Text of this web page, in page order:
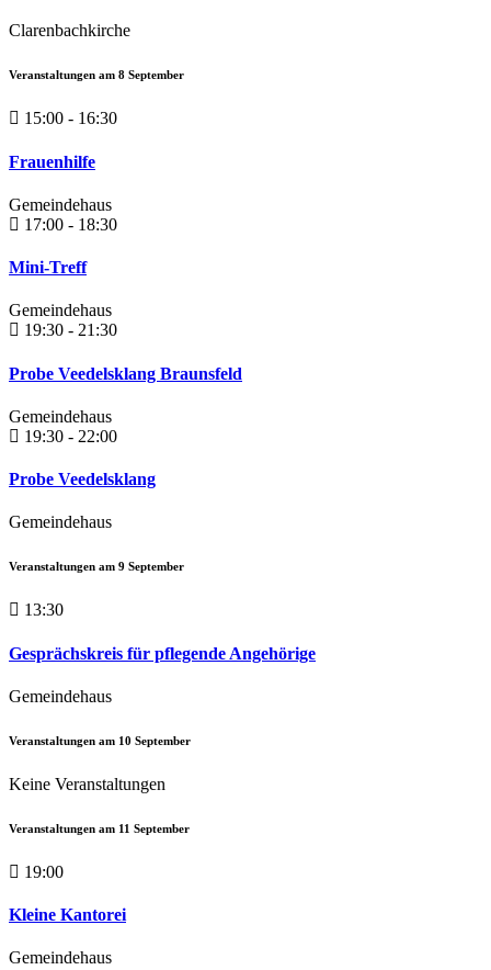
Clarenbachkirche
Veranstaltungen am 8 September
15:00 - 16:30
Frauenhilfe
Gemeindehaus
17:00 - 18:30
Mini-Treff
Gemeindehaus
19:30 - 21:30
Probe Veedelsklang Braunsfeld
Gemeindehaus
19:30 - 22:00
Probe Veedelsklang
Gemeindehaus
Veranstaltungen am 9 September
13:30
Gesprächskreis für pflegende Angehörige
Gemeindehaus
Veranstaltungen am 10 September
Keine Veranstaltungen
Veranstaltungen am 11 September
19:00
Kleine Kantorei
Gemeindehaus